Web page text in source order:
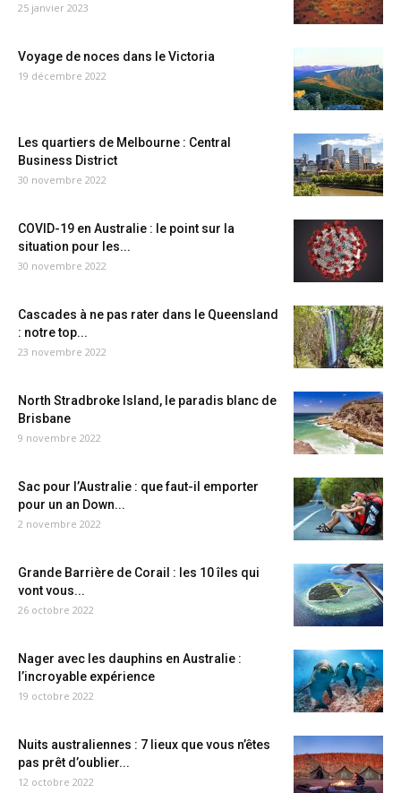
25 janvier 2023
Voyage de noces dans le Victoria
19 décembre 2022
Les quartiers de Melbourne : Central
Business District
30 novembre 2022
COVID-19 en Australie : le point sur la
situation pour les...
30 novembre 2022
Cascades à ne pas rater dans le Queensland
: notre top...
23 novembre 2022
North Stradbroke Island, le paradis blanc de
Brisbane
9 novembre 2022
Sac pour l’Australie : que faut-il emporter
pour un an Down...
2 novembre 2022
Grande Barrière de Corail : les 10 îles qui
vont vous...
26 octobre 2022
Nager avec les dauphins en Australie :
l’incroyable expérience
19 octobre 2022
Nuits australiennes : 7 lieux que vous n’êtes
pas prêt d’oublier...
12 octobre 2022